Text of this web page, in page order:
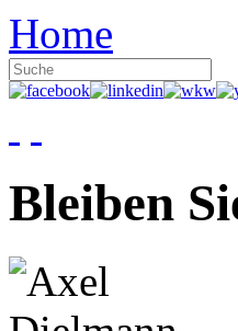
Home
Bleiben